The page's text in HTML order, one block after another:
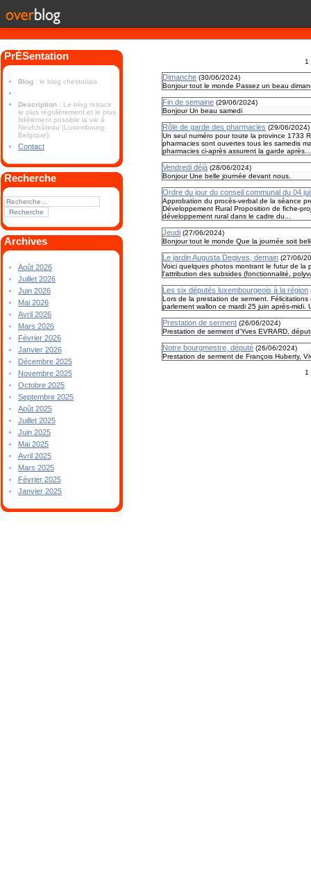
PrÉSentation
Blog : le blog chestrolais
Description : Le blog retrace
le plus régulièrement et le plus
fidèlement possible la vie à
Neufchâteau (Luxembourg-
Belgique).
Contact
Recherche
Archives
Août 2026
Juillet 2026
Juin 2026
Mai 2026
Avril 2026
Mars 2026
Février 2026
Janvier 2026
Décembre 2025
Novembre 2025
Octobre 2025
Septembre 2025
Août 2025
Juillet 2025
Juin 2025
Mai 2025
Avril 2025
Mars 2025
Février 2025
Janvier 2025
1
Dimanche (30/06/2024)
Bonjour tout le monde Passez un beau
Fin de semaine (29/06/2024)
Bonjour Un beau samedi
Rôle de garde des pharmacies (29/06/2024)
Un seul numéro pour toute la province 1733
pharmacies sont ouvertes tous les samedis
pharmacies ci-après assurent la garde après...
Vendredi déjà (28/06/2024)
Bonjour Une belle journée devant nous.
Ordre du jour du conseil communal du 04
Approbation du procès-verbal de la séance
Développement Rural Proposition de fiche-
développement rural dans le cadre du...
Jeudi (27/06/2024)
Bonjour tout le monde Que la journée soit
Le jardin Augusta Degives, demain (27/06/
Voici quelques photos montrant le futur de la
l'attribution des subsides (fonctionnalité,
Les six députés luxembourgeois à la région
Lors de la prestation de serment.
parlement wallon ce mardi 25 juin après-midi.
Prestation de serment (26/06/2024)
Prestation de serment d'Yves EVRARD,
Notre bourgmestre, député (26/06/2024)
Prestation de serment de François Huberty,
1